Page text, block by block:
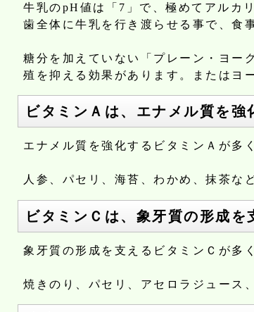
牛乳のpH値は「7」で、極めてアルカ
歯全体に牛乳を行き渡らせる事で、食
糖分を加えていない「プレーン・ヨー
殖を抑える効果があります。またはヨ
ビタミンＡは、エナメル質を強
エナメル質を強化するビタミンＡが多
人参、パセリ、海苔、わかめ、抹茶な
ビタミンＣは、象牙質の形成を
象牙質の形成を支えるビタミンＣが多
焼きのり 、パセリ 、アセロラジュース